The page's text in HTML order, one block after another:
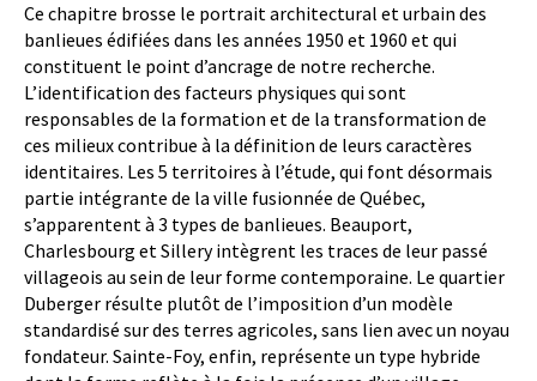
Ce chapitre brosse le portrait architectural et urbain des
banlieues édifiées dans les années 1950 et 1960 et qui
constituent le point d’ancrage de notre recherche.
L’identification des facteurs physiques qui sont
responsables de la formation et de la transformation de
ces milieux contribue à la définition de leurs caractères
identitaires. Les 5 territoires à l’étude, qui font désormais
partie intégrante de la ville fusionnée de Québec,
s’apparentent à 3 types de banlieues. Beauport,
Charlesbourg et Sillery intègrent les traces de leur passé
villageois au sein de leur forme contemporaine. Le quartier
Duberger résulte plutôt de l’imposition d’un modèle
standardisé sur des terres agricoles, sans lien avec un noyau
fondateur. Sainte-Foy, enfin, représente un type hybride